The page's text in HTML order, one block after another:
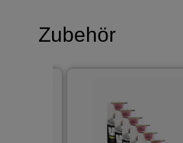
Zubehör